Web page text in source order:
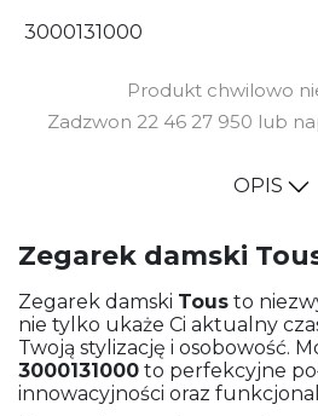
3000131000
Produkt chwilowo
Zadzwon 22 46 27 950 lub
OPIS
Zegarek damski
Zegarek damski Tous to
nie tylko ukaże Ci aktualny
Twoją stylizację i osobowość.
3000131000 to perfekcyjne
innowacyjności oraz